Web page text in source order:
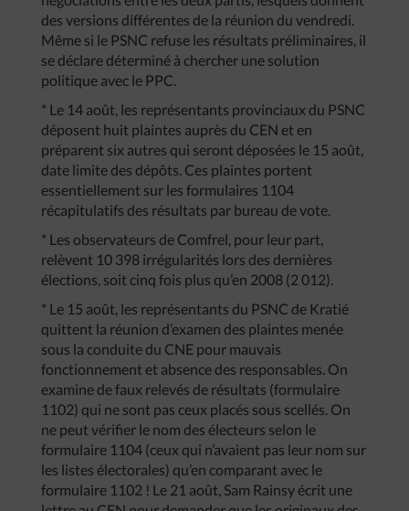
des versions différentes de la réunion du vendredi.
Même si le PSNC refuse les résultats préliminaires, il
se déclare déterminé à chercher une solution
politique avec le PPC.
* Le 14 août, les représentants provinciaux du PSNC
déposent huit plaintes auprès du CEN et en
préparent six autres qui seront déposées le 15 août,
date limite des dépôts. Ces plaintes portent
essentiellement sur les formulaires 1104
récapitulatifs des résultats par bureau de vote.
* Les observateurs de Comfrel, pour leur part,
relèvent 10 398 irrégularités lors des dernières
élections, soit cinq fois plus qu’en 2008 (2 012).
* Le 15 août, les représentants du PSNC de Kratié
quittent la réunion d’examen des plaintes menée
sous la conduite du CNE pour mauvais
fonctionnement et absence des responsables. On
examine de faux relevés de résultats (formulaire
1102) qui ne sont pas ceux placés sous scellés. On
ne peut vérifier le nom des électeurs selon le
formulaire 1104 (ceux qui n’avaient pas leur nom sur
les listes électorales) qu’en comparant avec le
formulaire 1102 ! Le 21 août, Sam Rainsy écrit une